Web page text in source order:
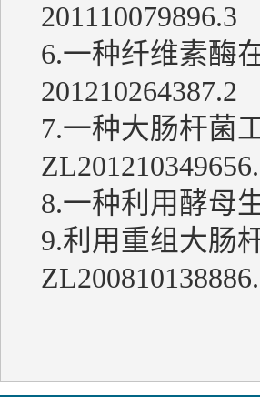
6.一种纤维素酶
7.一种大肠杆菌
8.一种利用酵母
9.利用重组大肠